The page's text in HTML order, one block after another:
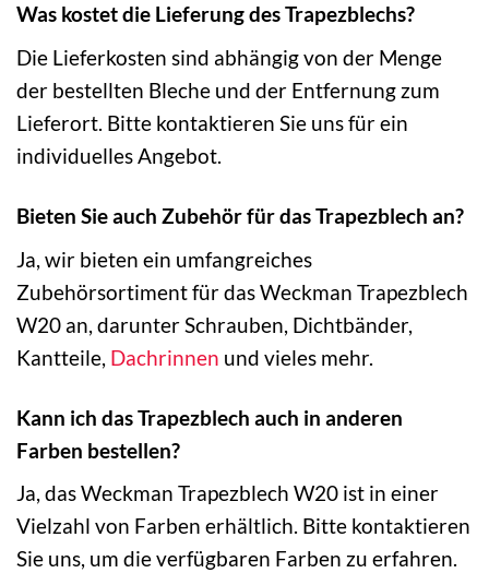
Was kostet die Lieferung des Trapezblechs?
Die Lieferkosten sind abhängig von der Menge
der bestellten Bleche und der Entfernung zum
Lieferort. Bitte kontaktieren Sie uns für ein
individuelles Angebot.
Bieten Sie auch Zubehör für das Trapezblech an?
Ja, wir bieten ein umfangreiches
Zubehörsortiment für das Weckman Trapezblech
W20 an, darunter Schrauben, Dichtbänder,
Kantteile, Dachrinnen und vieles mehr.
Kann ich das Trapezblech auch in anderen
Farben bestellen?
Ja, das Weckman Trapezblech W20 ist in einer
Vielzahl von Farben erhältlich. Bitte kontaktieren
Sie uns, um die verfügbaren Farben zu erfahren.